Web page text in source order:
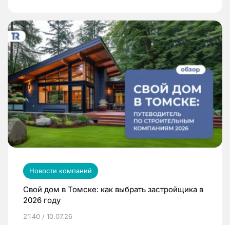
Новости компаний
Свой дом в Томске: как выбрать застройщика в
2026 году
21:40 / 10.07.26